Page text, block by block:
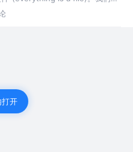
系统的设备驱动抽象成文件。操
打开